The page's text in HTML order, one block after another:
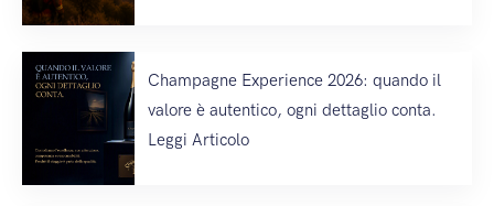
Champagne Experience 2026: quando il
valore è autentico, ogni dettaglio conta.
Leggi Articolo